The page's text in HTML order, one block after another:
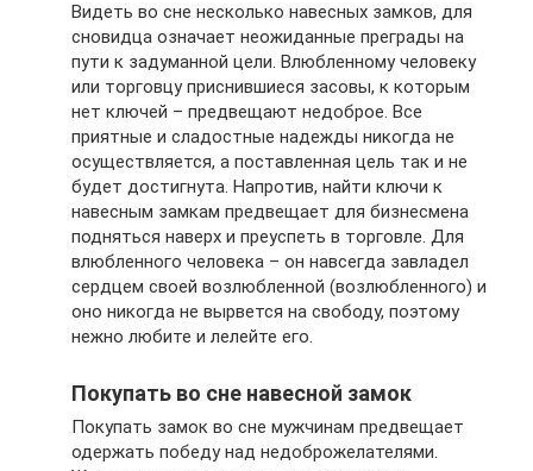
Видеть во сне несколько навесных замков, для
сновидца означает неожиданные преграды на
пути к задуманной цели. Влюбленному человеку
или торговцу приснившиеся засовы, к которым
нет ключей – предвещают недоброе. Все
приятные и сладостные надежды никогда не
осуществляется, а поставленная цель так и не
будет достигнута. Напротив, найти ключи к
навесным замкам предвещает для бизнесмена
подняться наверх и преуспеть в торговле. Для
влюбленного человека – он навсегда завладел
сердцем своей возлюбленной (возлюбленного) и
оно никогда не вырвется на свободу, поэтому
нежно любите и лелейте его.
Покупать во сне навесной замок
Покупать замок во сне мужчинам предвещает
одержать победу над недоброжелателями.